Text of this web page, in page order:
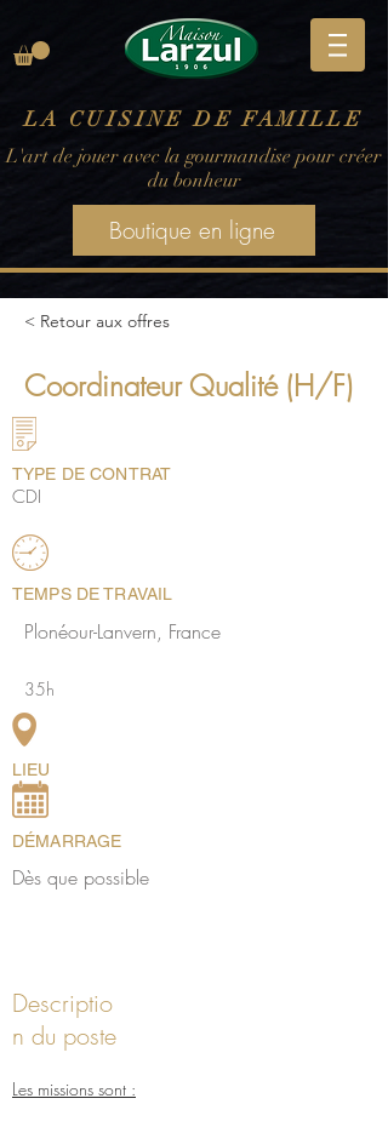
LA CUISINE DE FAMILLE
L'art de jouer avec la gourmandise pour créer
du bonheur
Boutique en ligne
< Retour aux offres
Coordinateur Qualité (H/F)
TYPE DE CONTRAT
CDI
TEMPS DE TRAVAIL
Plonéour-Lanvern, France
35h
LIEU
DÉMARRAGE
Dès que possible
Descriptio
n du poste
Les missions sont :